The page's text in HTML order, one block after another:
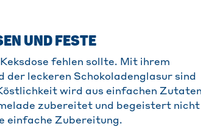
UND FESTE
fehlen sollte. Mit ihrem
leckeren Schokoladenglasur sind
wird aus einfachen Zutaten
zubereitet und begeistert nicht
einfache Zubereitung.